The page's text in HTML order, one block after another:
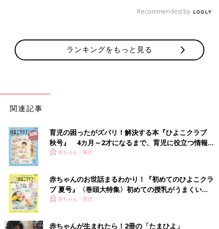
Recommended by
ランキングをもっと見る
関連記事
育児の困ったがズバリ！解決する本『ひよこクラブ
秋号』 4カ月～2才になるまで、育児に役立つ情報が
いっぱい！
赤ちゃん・育児
赤ちゃんのお世話まるわかり！『初めてのひよこクラ
ブ 夏号』〈巻頭大特集〉初めての授乳がうまくい
く！ おっぱい・ミルクの基本と夏のトラブル 解決テ
赤ちゃん・育児
赤ちゃんが生まれたら！2冊の「たまひよ」